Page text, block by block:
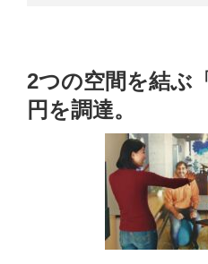
2つの空間を結ぶ
円を調達。